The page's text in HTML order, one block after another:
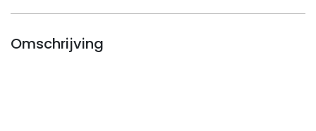
Omschrijving